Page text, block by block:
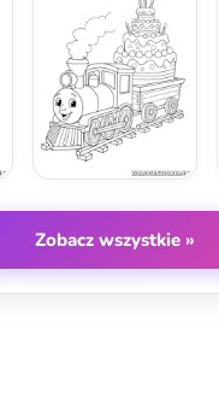
Zobacz wszystkie »